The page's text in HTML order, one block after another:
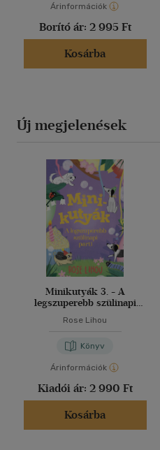
Árinformációk
Borító ár: 2 995 Ft
Kosárba
Új megjelenések
Minikutyák 3. - A
legszuperebb szülinapi
Rose Lihou
Könyv
Árinformációk
Kiadói ár: 2 990 Ft
Kosárba